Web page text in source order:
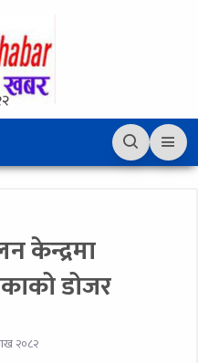
केन्द्रमा
डोजर
२०८२